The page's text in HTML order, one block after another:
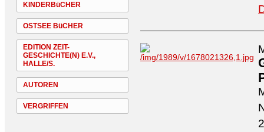
KINDERBüCHER
OSTSEE BüCHER
EDITION ZEIT-
GESCHICHTE(N) E.V.,
HALLE/S.
AUTOREN
VERGRIFFEN